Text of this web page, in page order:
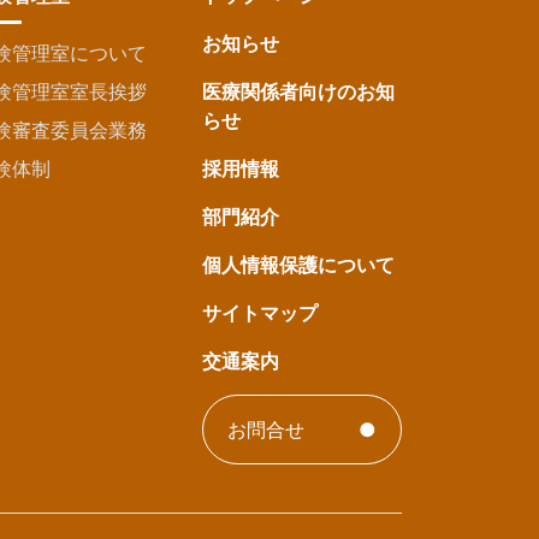
管理室について
管理室室長挨拶
審査委員会業務
体制
お知らせ
医療関係者向けのお知
らせ
採用情報
部門紹介
個人情報保護について
サイトマップ
交通案内
お問合せ